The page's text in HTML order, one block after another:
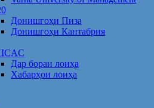
Донишгоҳи Пиза
Донишгоҳи Кантабрия
Дар бораи лоиҳа
Хабарҳои лоиҳа